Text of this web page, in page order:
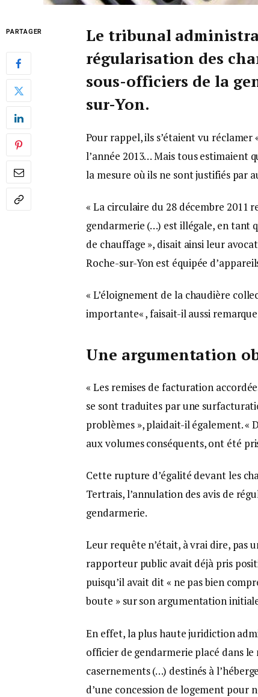
PARTAGER
Le tribunal
régularisation des
sous-officiers de la
sur-Yon.
Pour rappel, ils s’étaient vu réclamer
l’année 2013… Mais tous estimaient
la mesure où ils ne sont justifiés par
« La circulaire du 28 décembre 2011
gendarmerie (…) est illégale, en tant
de chauffage », disait ainsi leur
Roche-sur-Yon est équipée
« L’éloignement de la chaudière
importante« , faisait-il aussi
Une argumentation
« Les remises de facturation
se sont traduites par une
problèmes », plaidait-il également. «
aux volumes conséquents, ont été
Cette rupture d’égalité devant les
Tertrais, l’annulation des avis de
gendarmerie.
Leur requête n’était, à vrai dire, pas
rapporteur public avait déjà pris
puisqu’il avait dit « ne pas bien
boute » sur son argumentation
En effet, la plus haute juridiction
officier de gendarmerie placé dans
casernements (…) destinés à
d’une concession de logement pour